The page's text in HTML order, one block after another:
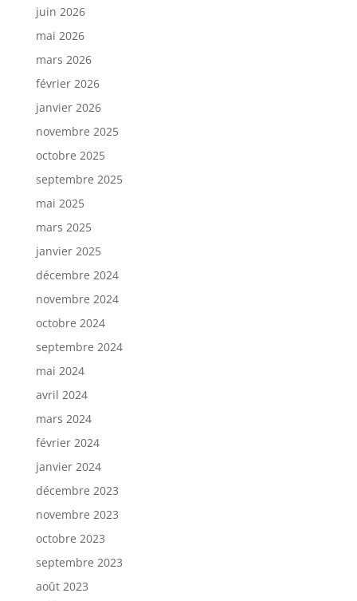
juin 2026
mai 2026
mars 2026
février 2026
janvier 2026
novembre 2025
octobre 2025
septembre 2025
mai 2025
mars 2025
janvier 2025
décembre 2024
novembre 2024
octobre 2024
septembre 2024
mai 2024
avril 2024
mars 2024
février 2024
janvier 2024
décembre 2023
novembre 2023
octobre 2023
septembre 2023
août 2023